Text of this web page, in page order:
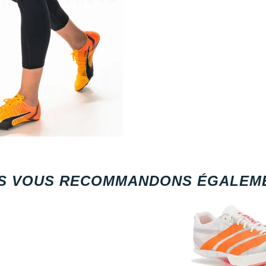
VOUS RECOMMANDONS